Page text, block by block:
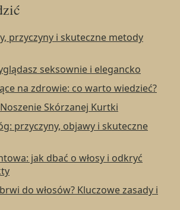
przyczyny i skuteczne metody
seksownie i elegancko
na zdrowie: co warto wiedzieć?
Skórzanej Kurtki
przyczyny, objawy i skuteczne
jak dbać o włosy i odkryć
do włosów? Kluczowe zasady i